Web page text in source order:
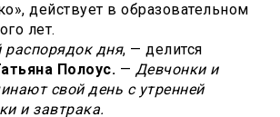
действует в образовательном
лет.
распорядок дня, — делится
Полоус. — Девчонки и
свой день с утренней
и завтрака.